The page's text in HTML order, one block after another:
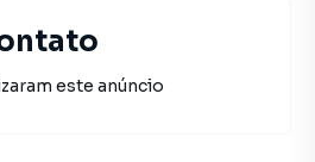
este anúncio